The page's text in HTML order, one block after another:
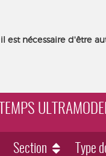
est nécessaire d'être
Section Type